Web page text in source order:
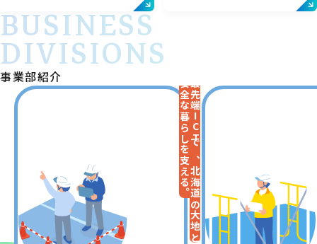
事業部紹介
BUSINESS
DIVISIONS
最先端ICTで、北海道の大地と
安全な暮らしを支える。